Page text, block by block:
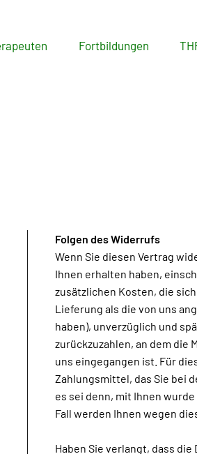
Fortbildungen
Folgen des Widerrufs
Wenn Sie diesen Vertrag
Ihnen erhalten haben,
zusätzlichen Kosten, die
Lieferung als die von uns
haben), unverzüglich und
zurückzuzahlen, an dem die
uns eingegangen ist. Für
Zahlungsmittel, das Sie bei
es sei denn, mit Ihnen
Fall werden Ihnen wegen
Haben Sie verlangt, dass